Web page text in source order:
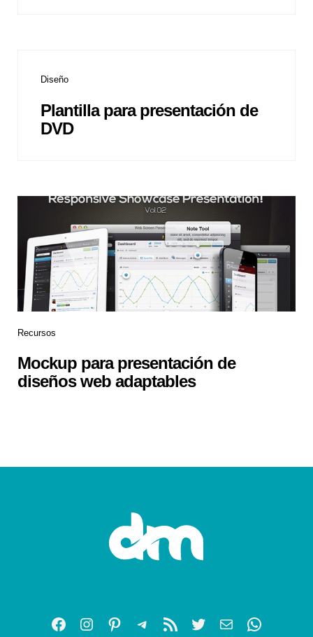
Diseño
Plantilla para presentación de
DVD
Recursos
Mockup para presentación de
diseños web adaptables